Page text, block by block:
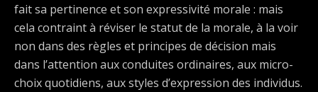
fait sa pertinence et son expressivité morale : mais
cela contraint à réviser le statut de la morale, à la voir
non dans des règles et principes de décision mais
dans l’attention aux conduites ordinaires, aux micro-
choix quotidiens, aux styles d’expression des individus.